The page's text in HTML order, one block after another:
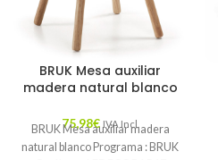
BRUK Mesa auxiliar
madera natural blanco
75,98€ IVA Incl.
BRUK Mesa auxiliar madera
natural blanco Programa : BRUK